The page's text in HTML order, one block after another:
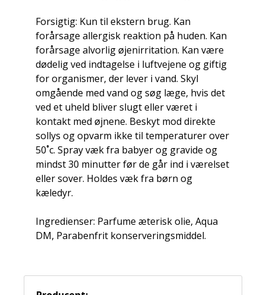
Forsigtig: Kun til ekstern brug. Kan
forårsage allergisk reaktion på huden. Kan
forårsage alvorlig øjenirritation. Kan være
dødelig ved indtagelse i luftvejene og giftig
for organismer, der lever i vand. Skyl
omgående med vand og søg læge, hvis det
ved et uheld bliver slugt eller været i
kontakt med øjnene. Beskyt mod direkte
sollys og opvarm ikke til temperaturer over
50˚c. Spray væk fra babyer og gravide og
mindst 30 minutter før de går ind i værelset
eller sover. Holdes væk fra børn og
kæledyr.
Ingredienser: Parfume æterisk olie, Aqua
DM, Parabenfrit konserveringsmiddel.